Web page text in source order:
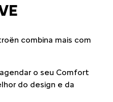
combina mais com
o seu Comfort
do design e da